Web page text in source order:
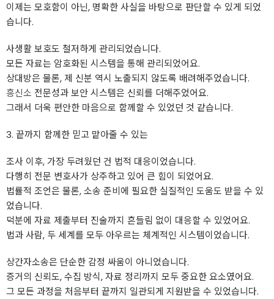
이제는 모호함이 아닌, 명확한 사실을 바탕으로 판단할 수 있게 되었
습니다.
사생활 보호도 철저하게 관리되었습니다.
모든 자료는 암호화된 시스템을 통해 관리되었어요.
상대방은 물론, 제 신분 역시 노출되지 않도록 배려해주었습니다.
흥신소 전문성과 보안 시스템은 신뢰를 더해주었어요.
그래서 더욱 편안한 마음으로 함께할 수 있었던 것 같습니다.
3. 끝까지 함께한 믿고 맡아줄 수 있는
조사 이후, 가장 두려웠던 건 법적 대응이었습니다.
다행히 전문 변호사가 상주하고 있어 큰 힘이 되었어요.
법률적 조언은 물론, 소송 준비에 필요한 실질적인 도움도 받을 수 있
었습니다.
덕분에 자료 제출부터 진술까지 흔들림 없이 대응할 수 있었어요.
법과 사람, 두 세계를 모두 아우르는 체계적인 시스템이었습니다.
상간자소송은 단순한 감정 싸움이 아니었습니다.
증거의 신뢰도, 수집 방식, 자료 정리까지 모두 중요한 요소였어요.
그 모든 과정을 처음부터 끝까지 일관되게 지원받을 수 있었습니다.